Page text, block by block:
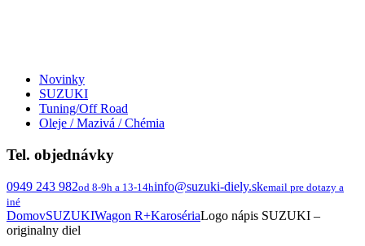
Novinky
SUZUKI
Tuning/Off Road
Oleje / Mazivá / Chémia
Tel. objednávky
0949 243 982od 8-9h a 13-14hinfo@suzuki-diely.skemail pre dotazy a
iné
DomovSUZUKIWagon R+KarosériaLogo nápis SUZUKI –
originalny diel